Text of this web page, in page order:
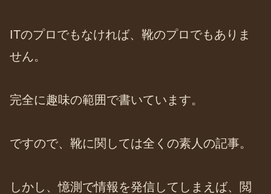
ITのプロでもなければ、靴のプロでもありま
せん。
完全に趣味の範囲で書いています。
ですので、靴に関しては全くの素人の記事。
しかし、憶測で情報を発信してしまえば、閲